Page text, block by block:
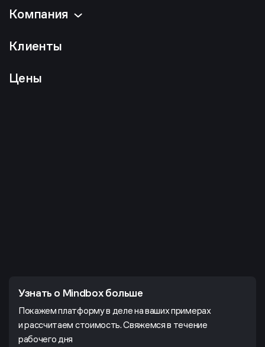
Компания
Клиенты
Цены
Узнать о Mindbox больше
Покажем платформу в деле на ваших примерах
и рассчитаем стоимость. Свяжемся в течение
рабочего дня